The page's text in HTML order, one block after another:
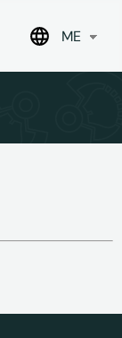
ME